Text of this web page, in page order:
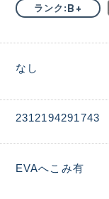
ランク B+
なし
2312194291743
EVAへこみ有